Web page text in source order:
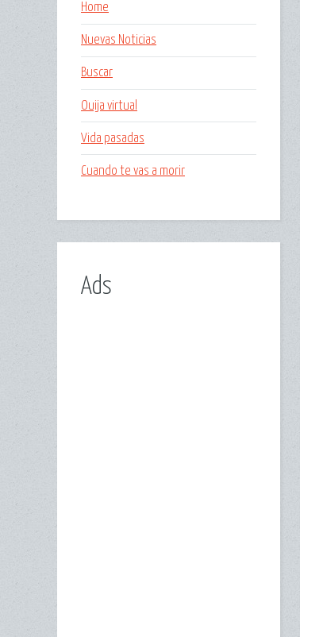
Home
Nuevas Noticias
Buscar
Ouija virtual
Vida pasadas
Cuando te vas a morir
Ads